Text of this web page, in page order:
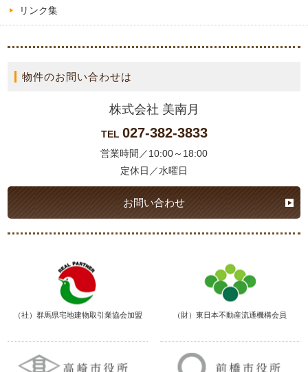
リンク集
物件のお問い合わせは
株式会社 美南月
TEL 027-382-3833
営業時間／10:00～18:00
定休日／水曜日
お問い合わせ
（社）群馬県宅地建物取引業協会加盟 （財）東日本不動産流通機構会員